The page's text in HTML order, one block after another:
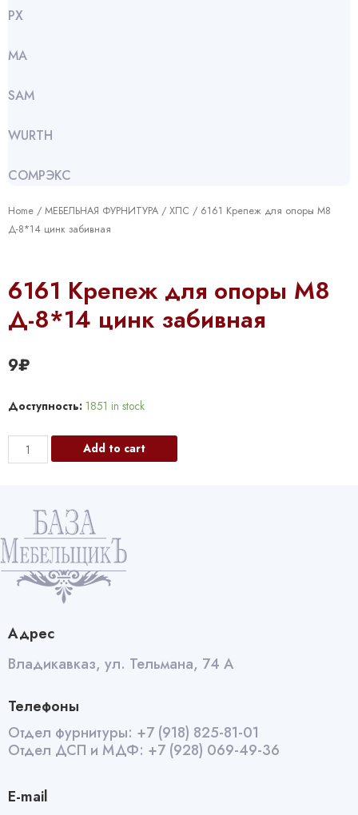
РХ
МА
SАМ
WURTH
СОМРЭКС
Home / МЕБЕЛЬНАЯ ФУРНИТУРА / ХПС / 6161 Крепеж для опоры М8
Д-8*14 цинк забивная
6161 Крепеж для опоры М8
Д-8*14 цинк забивная
9₽
Доступность: 1851 in stock
6161
Крепеж
Д-8*14
цинк
забивная
Add to cart
Адрес
Владикавказ, ул. Тельмана, 74 А
Телефоны
Отдел фурнитуры: +7 (918) 825-81-01
Отдел ДСП и МДФ: +7 (928) 069-49-36
E-mail